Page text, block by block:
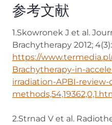
参考文献
1.Skowronek J et al.
Brachytherapy 2012;
https://
Brachytherapy-in-
irradiation-APBI-
2.Strnad V et al.